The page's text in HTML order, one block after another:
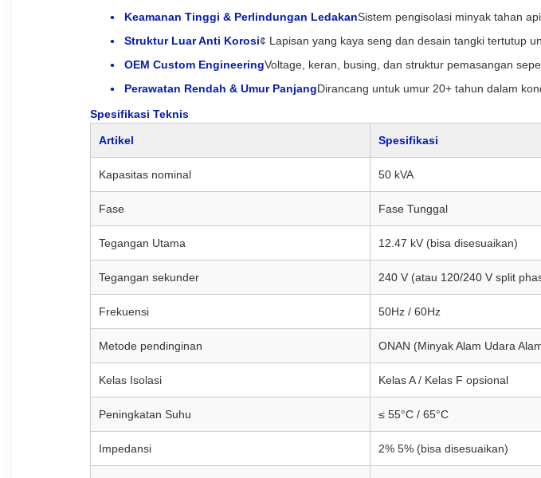
Keamanan Tinggi & Perlindungan LedakanSistem pengisolasi minyak tahan
Struktur Luar Anti Korosi¢ Lapisan yang kaya seng dan desain tangki tertutup
OEM Custom EngineeringVoltage, keran, busing, dan struktur pemasangan
Perawatan Rendah & Umur PanjangDirancang untuk umur 20+ tahun dalam
Spesifikasi Teknis
Artikel Spesifikasi
Kapasitas nominal 50 kVA
Fase Fase Tunggal
Tegangan Utama 12.47 kV (bisa disesuaikan)
Tegangan sekunder 240 V (atau 120/240 V split
Frekuensi 50Hz / 60Hz
Metode pendinginan ONAN (Minyak Alam Udara
Kelas Isolasi Kelas A / Kelas F opsional
Peningkatan Suhu ≤ 55°C / 65°C
Impedansi 2% 5% (bisa disesuaikan)